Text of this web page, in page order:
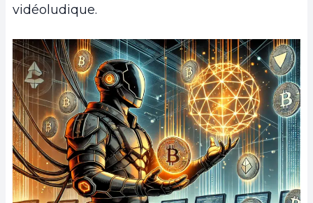
vidéoludique.